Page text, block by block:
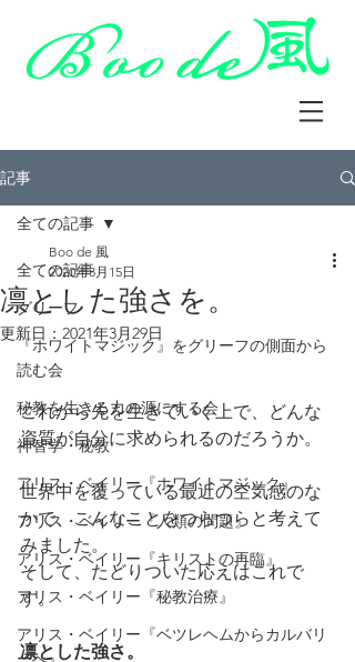
記事
全ての記事
グリーフ
『ホワイトマジック』をグリーフの側面から
読む会
秘教を生きる力の源にする会
神智学・秘教
アリス・ベイリー『ホワイトマジック』
アリス・ベイリー『人類の問題』
アリス・ベイリー『キリストの再臨』
アリス・ベイリー『秘教治療』
アリス・ベイリー『ベツレヘムからカルバリ
全ての記事
凛とした強さを。
Boo de 風
2020年3月15日
更新日： 2021年3月29日
これから先を生きていく上で、どんな
資質が自分に求められるのだろうか。
世界中を覆っている最近の空気感のな
かで、こんなことをつらつらと考えて
みました。
そして、たどりついた応えはこれで
す。
凛とした強さ。